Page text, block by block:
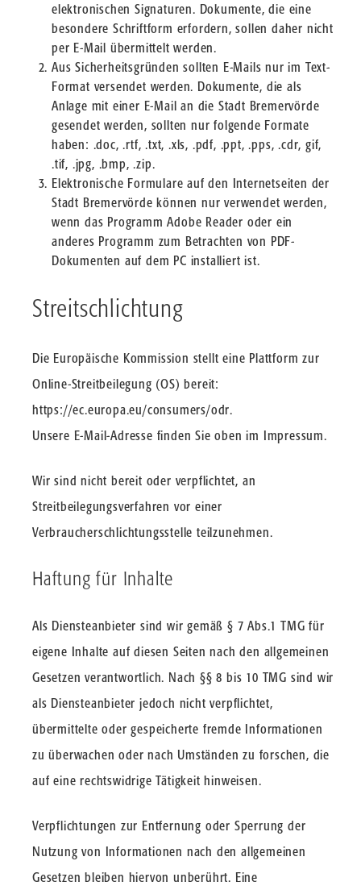
elektronischen Signaturen. Dokumente, die eine
besondere Schriftform erfordern, sollen daher nicht
per E-Mail übermittelt werden.
Aus Sicherheitsgründen sollten E-Mails nur im Text-
Format versendet werden. Dokumente, die als
Anlage mit einer E-Mail an die Stadt Bremervörde
gesendet werden, sollten nur folgende Formate
haben: .doc, .rtf, .txt, .xls, .pdf, .ppt, .pps, .cdr, gif,
.tif, .jpg, .bmp, .zip.
Elektronische Formulare auf den Internetseiten der
Stadt Bremervörde können nur verwendet werden,
wenn das Programm Adobe Reader oder ein
anderes Programm zum Betrachten von PDF-
Dokumenten auf dem PC installiert ist.
Streitschlichtung
Die Europäische Kommission stellt eine Plattform zur
Online-Streitbeilegung (OS) bereit:
https://ec.europa.eu/consumers/odr.
Unsere E-Mail-Adresse finden Sie oben im Impressum.
Wir sind nicht bereit oder verpflichtet, an
Streitbeilegungsverfahren vor einer
Verbraucherschlichtungsstelle teilzunehmen.
Haftung für Inhalte
Als Diensteanbieter sind wir gemäß § 7 Abs.1 TMG für
eigene Inhalte auf diesen Seiten nach den allgemeinen
Gesetzen verantwortlich. Nach §§ 8 bis 10 TMG sind wir
als Diensteanbieter jedoch nicht verpflichtet,
übermittelte oder gespeicherte fremde Informationen
zu überwachen oder nach Umständen zu forschen, die
auf eine rechtswidrige Tätigkeit hinweisen.
Verpflichtungen zur Entfernung oder Sperrung der
Nutzung von Informationen nach den allgemeinen
Gesetzen bleiben hiervon unberührt. Eine